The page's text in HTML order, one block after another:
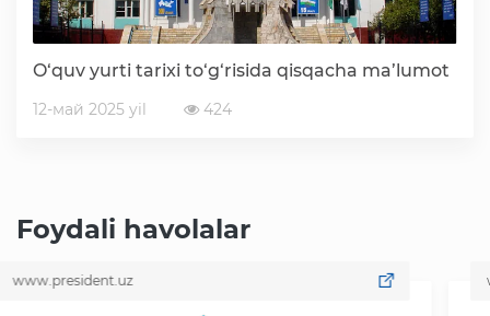
Mediateka
Korrupsiyaga qarshi kurash
Prezident qaror va farmonlari
O‘quv yurti tarixi to‘g‘risida qisqacha ma’lumot
12-май 2025 yil 424
Foydali havolalar